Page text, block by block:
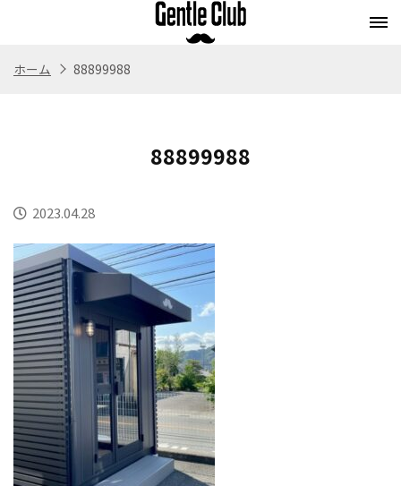
Store
Webストア
Recruit
求人情報
ホーム 88899988
88899988
2023.04.28